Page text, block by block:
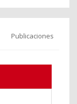
Publicaciones